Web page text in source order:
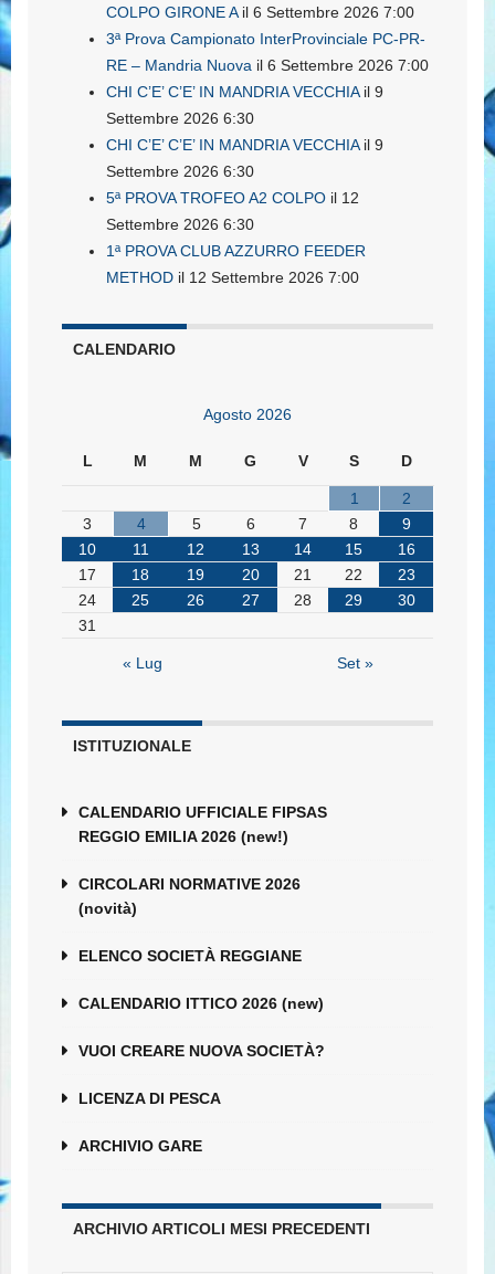
COLPO GIRONE Ail 6 Settembre 2026 7:00
3ª Prova Campionato InterProvinciale PC-PR-
RE – Mandria Nuova il 6 Settembre 2026 7:00
CHI C’E’ C’E’ IN MANDRIA VECCHIAil 9
Settembre 2026 6:30
CHI C’E’ C’E’ IN MANDRIA VECCHIAil 9
Settembre 2026 6:30
5ª PROVA TROFEO A2 COLPO il 12
Settembre 2026 6:30
1ª PROVA CLUB AZZURRO FEEDER
METHOD il 12 Settembre 2026 7:00
CALENDARIO
Agosto 2026
L M M G V S D
1
2
3
4 5 6 7 8
9
10
11 12 13 14 15
16
17
18 19 20 21 22
23
24
25 26 27 28 29
30
31
« Lug Set »
ISTITUZIONALE
CALENDARIO UFFICIALE FIPSAS
REGGIO EMILIA 2026 (new!)
CIRCOLARI NORMATIVE 2026
(novità)
ELENCO SOCIETÀ REGGIANE
CALENDARIO ITTICO 2026 (new)
VUOI CREARE NUOVA SOCIETÀ?
LICENZA DI PESCA
ARCHIVIO GARE
ARCHIVIO ARTICOLI MESI PRECEDENTI